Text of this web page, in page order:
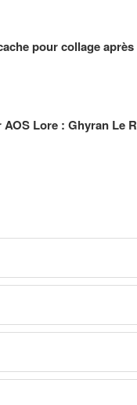
pour collage
Lore : Ghyran Le